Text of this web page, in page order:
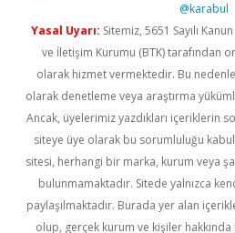
@karabul
Yasal Uyarı: Sitemiz, 5651 Sayılı
ve İletişim Kurumu (BTK) tarafından
olarak hizmet vermektedir. Bu
olarak denetleme veya araştırma
Ancak, üyelerimiz yazdıkları içeriklerin
siteye üye olarak bu sorumluluğu
sitesi, herhangi bir marka, kurum veya
bulunmamaktadır. Sitede yalnızca
paylaşılmaktadır. Burada yer alan
olup, gerçek kurum ve kişiler hakkında